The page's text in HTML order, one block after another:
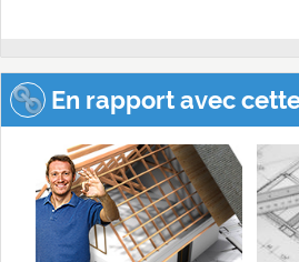
En rapport avec